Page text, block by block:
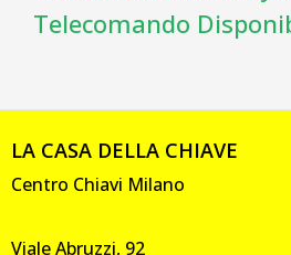
Telecomando
LA CASA DELLA CHIAVE
Centro Chiavi Milano
Viale Abruzzi, 92